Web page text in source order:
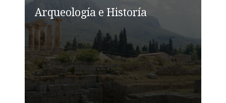
Arqueología e Historía